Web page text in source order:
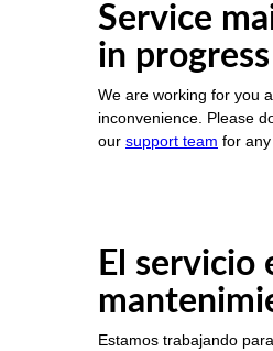
Service
in progress
We are working for you
inconvenience. Please
our support team for
El servicio
Estamos trabajando